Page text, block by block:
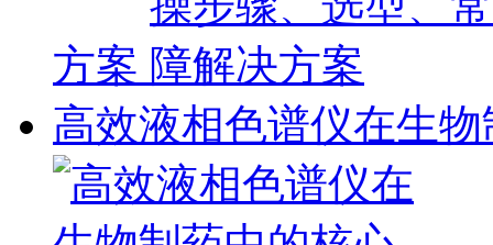
方案
高效液相色谱仪在生